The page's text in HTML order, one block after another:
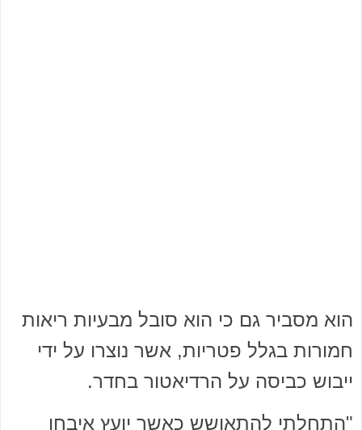
הוא מסביר גם כי הוא סובל מבעיות ריאות
חמורות בגלל פטריות, אשר נוצרו על ידי
ייבוש כביסה על הרדיאטור בחדר.
"התחלתי להתאושש כאשר יועץ איבחן